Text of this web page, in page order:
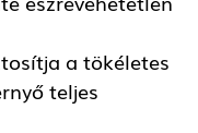
a tökéletes
teljes